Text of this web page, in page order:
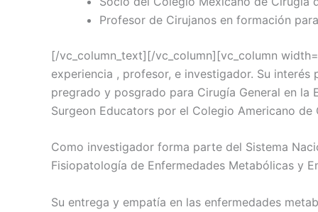
Profesor de Cirujanos en formación
[/vc_column_text][/vc_column][vc_column
experiencia , profesor, e investigador. Su
pregrado y posgrado para Cirugía General en
Surgeon Educators por el Colegio Americano de
Como investigador forma parte del Sistema
Fisiopatología de Enfermedades Metabólicas y
Su entrega y empatía en las enfermedades